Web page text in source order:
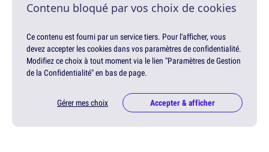
Contenu bloqué par vos choix de cookies
Ce contenu est fourni par un service tiers. Pour l'afficher, vous
devez accepter les cookies dans vos paramètres de confidentialité.
Modifiez ce choix à tout moment via le lien "Paramètres de Gestion
de la Confidentialité" en bas de page.
Gérer mes choix Accepter & afficher